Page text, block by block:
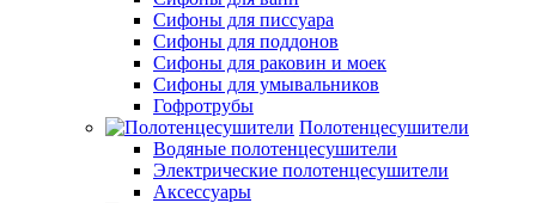
Сифоны для писсуара
Сифоны для поддонов
Сифоны для раковин и моек
Сифоны для умывальников
Гофротрубы
Полотенцесушители
Водяные полотенцесушители
Электрические полотенцесушители
Аксессуары